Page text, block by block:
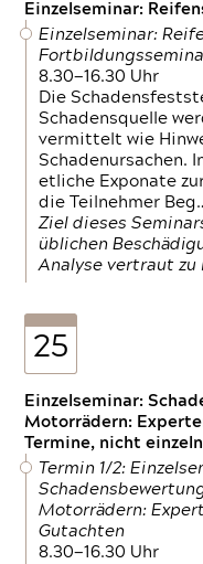
Einzelseminar:
Einzelseminar:
8.30—16.30 Uhr
Die
Schadensquelle
vermittelt wie
Schadenursachen.
etliche Exponate
die Teilnehmer
Ziel dieses
üblichen
Analyse vertraut zu
25
Einzelseminar:
Motorrädern:
Termine, nicht
Termin 1/2:
Motorrädern:
Gutachten
8.30—16.30 Uhr